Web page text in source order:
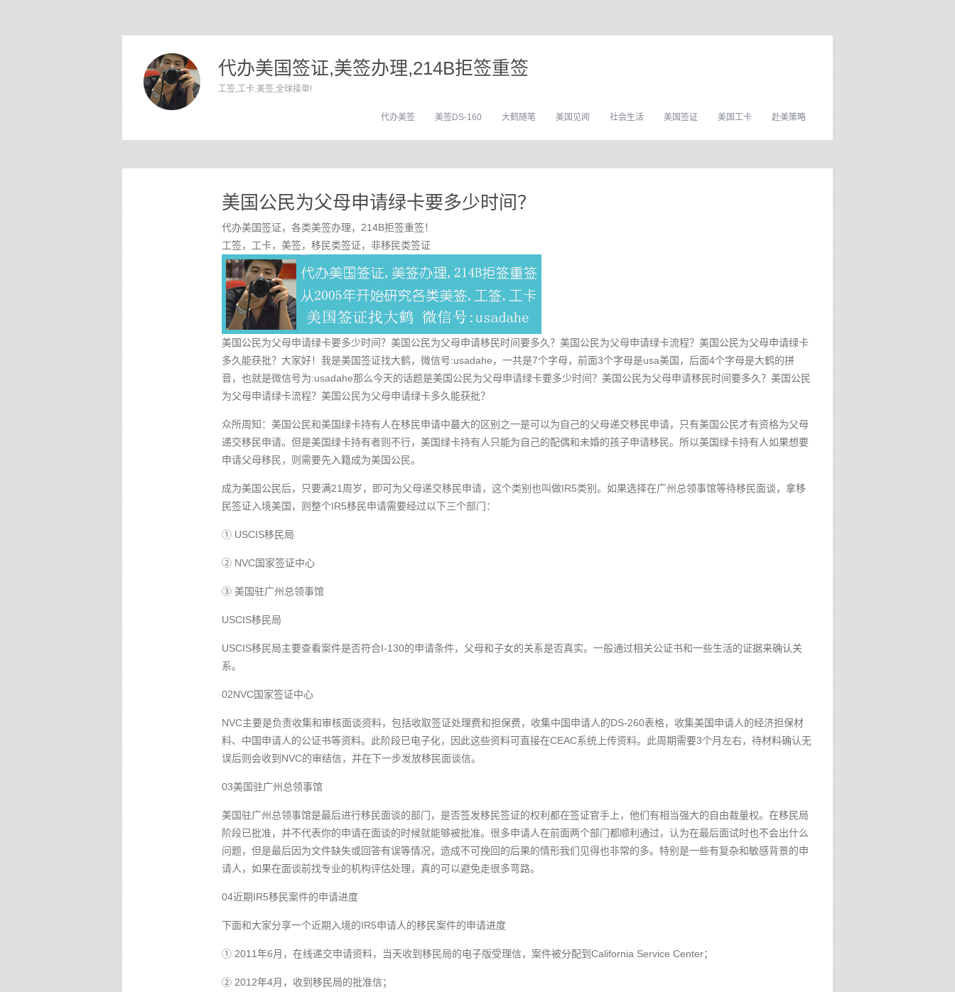
代办美国签证,美签办理,214B拒签重签
工签,工卡.美签,全球接单!
赴美策略
美国工卡
美国签证
社会生活
美国见闻
大鹤随笔
美签DS-160
代办美签
美国公民为父母申请绿卡要多少时间？
代办美国签证，各类美签办理，214B拒签重签！
工签，工卡，美签，移民类签证，非移民类签证
美国公民为父母申请绿卡要多少时间？美国公民为父母申请移民时间要多久？美国公民为父母申请绿卡流程？美国公民为父母申请绿卡
多久能获批？大家好！我是美国签证找大鹤，微信号:usadahe，一共是7个字母，前面3个字母是usa美国，后面4个字母是大鹤的拼
音，也就是微信号为:usadahe那么今天的话题是美国公民为父母申请绿卡要多少时间？美国公民为父母申请移民时间要多久？美国公民
为父母申请绿卡流程？美国公民为父母申请绿卡多久能获批？
众所周知：美国公民和美国绿卡持有人在移民申请中蕞大的区别之一是可以为自己的父母递交移民申请，只有美国公民才有资格为父母
递交移民申请。但是美国绿卡持有者则不行，美国绿卡持有人只能为自己的配偶和未婚的孩子申请移民。所以美国绿卡持有人如果想要
申请父母移民，则需要先入籍成为美国公民。
成为美国公民后，只要满21周岁，即可为父母递交移民申请，这个类别也叫做IR5类别。如果选择在广州总领事馆等待移民面谈，拿移
民签证入境美国，则整个IR5移民申请需要经过以下三个部门：
① USCIS移民局
② NVC国家签证中心
③ 美国驻广州总领事馆
USCIS移民局
USCIS移民局主要查看案件是否符合I-130的申请条件，父母和子女的关系是否真实。一般通过相关公证书和一些生活的证据来确认关
系。
02NVC国家签证中心
NVC主要是负责收集和审核面谈资料，包括收取签证处理费和担保费，收集中国申请人的DS-260表格，收集美国申请人的经济担保材
料、中国申请人的公证书等资料。此阶段已电子化，因此这些资料可直接在CEAC系统上传资料。此周期需要3个月左右，待材料确认无
误后则会收到NVC的审结信，并在下一步发放移民面谈信。
03美国驻广州总领事馆
美国驻广州总领事馆是最后进行移民面谈的部门，是否签发移民签证的权利都在签证官手上，他们有相当强大的自由裁量权。在移民局
阶段已批准，并不代表你的申请在面谈的时候就能够被批准。很多申请人在前面两个部门都顺利通过，认为在最后面试时也不会出什么
问题，但是最后因为文件缺失或回答有误等情况，造成不可挽回的后果的情形我们见得也非常的多。特别是一些有复杂和敏感背景的申
请人，如果在面谈前找专业的机构评估处理，真的可以避免走很多弯路。
04近期IR5移民案件的申请进度
下面和大家分享一个近期入境的IR5申请人的移民案件的申请进度
① 2011年6月，在线递交申请资料，当天收到移民局的电子版受理信，案件被分配到California Service Center；
② 2012年4月，收到移民局的批准信；